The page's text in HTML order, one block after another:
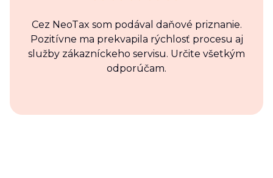
Cez NeoTax som podával daňové priznanie.
Pozitívne ma prekvapila rýchlosť procesu aj
služby zákazníckeho servisu. Určite všetkým
odporúčam.